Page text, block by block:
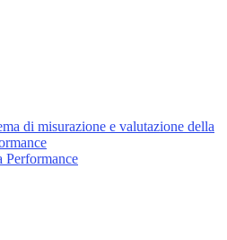
di misurazione e valutazione della
Performance